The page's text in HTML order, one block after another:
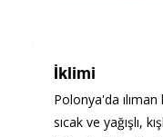
İklimi
Polonya'da
sıcak ve yağışlı,